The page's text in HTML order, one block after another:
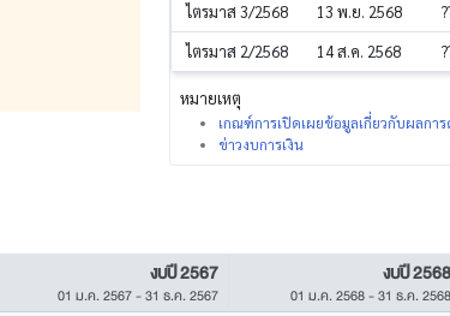
ไตรมาส 3/2568
13 พ.ย. 2568
ไตรมาส 2/2568
14 ส.ค. 2568
หมายเหตุ
เกณฑ์การเปิดเผยข้อมูลเกี่ยวกับผลกา
ข่าวงบการเงิน
งบปี 2567
01 ม.ค. 2567-31 ธ.ค. 2567
งบปี 2568
01 ม.ค. 2568-31 ธ.ค. 2568